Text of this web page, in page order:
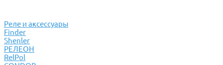
Реле и аксессуары
Finder
Shenler
РЕЛЕОН
RelPol